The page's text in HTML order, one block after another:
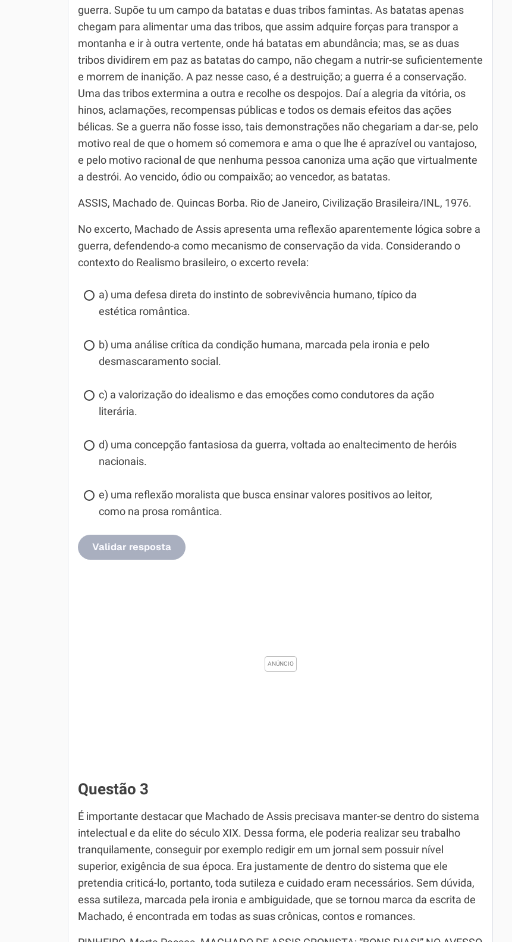
guerra. Supõe tu um campo da batatas e duas tribos famintas. As batatas apenas
chegam para alimentar uma das tribos, que assim adquire forças para transpor a
montanha e ir à outra vertente, onde há batatas em abundância; mas, se as duas
tribos dividirem em paz as batatas do campo, não chegam a nutrir-se suficientemente
e morrem de inanição. A paz nesse caso, é a destruição; a guerra é a conservação.
Uma das tribos extermina a outra e recolhe os despojos. Daí a alegria da vitória, os
hinos, aclamações, recompensas públicas e todos os demais efeitos das ações
bélicas. Se a guerra não fosse isso, tais demonstrações não chegariam a dar-se, pelo
motivo real de que o homem só comemora e ama o que lhe é aprazível ou vantajoso,
e pelo motivo racional de que nenhuma pessoa canoniza uma ação que virtualmente
a destrói. Ao vencido, ódio ou compaixão; ao vencedor, as batatas.
ASSIS, Machado de. Quincas Borba. Rio de Janeiro, Civilização Brasileira/INL, 1976.
No excerto, Machado de Assis apresenta uma reflexão aparentemente lógica sobre a
guerra, defendendo-a como mecanismo de conservação da vida. Considerando o
contexto do Realismo brasileiro, o excerto revela:
a) uma defesa direta do instinto de sobrevivência humano, típico da
estética romântica.
b) uma análise crítica da condição humana, marcada pela ironia e pelo
desmascaramento social.
c) a valorização do idealismo e das emoções como condutores da ação
literária.
d) uma concepção fantasiosa da guerra, voltada ao enaltecimento de heróis
nacionais.
e) uma reflexão moralista que busca ensinar valores positivos ao leitor,
como na prosa romântica.
Validar resposta
Questão 3
É importante destacar que Machado de Assis precisava manter-se dentro do sistema
intelectual e da elite do século XIX. Dessa forma, ele poderia realizar seu trabalho
tranquilamente, conseguir por exemplo redigir em um jornal sem possuir nível
superior, exigência de sua época. Era justamente de dentro do sistema que ele
pretendia criticá-lo, portanto, toda sutileza e cuidado eram necessários. Sem dúvida,
essa sutileza, marcada pela ironia e ambiguidade, que se tornou marca da escrita de
Machado, é encontrada em todas as suas crônicas, contos e romances.